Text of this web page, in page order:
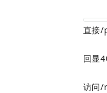
直接
回显
访问